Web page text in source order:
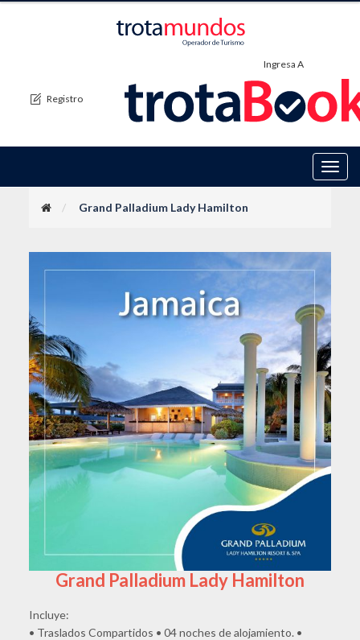
Registro
Ingresa A
Grand Palladium Lady Hamilton
Grand Palladium Lady Hamilton
Incluye:
• Traslados Compartidos • 04 noches de alojamiento. •